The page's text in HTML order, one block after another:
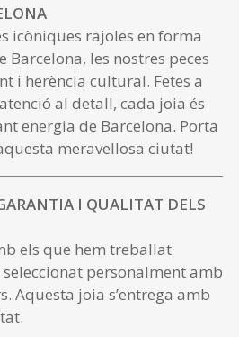
icòniques rajoles en forma
Barcelona, les nostres peces
i herència cultural. Fetes a
al detall, cada joia és
energia de Barcelona. Porta
meravellosa ciutat!
I QUALITAT DELS
els que hem treballat
personalment amb
Aquesta joia s’entrega amb